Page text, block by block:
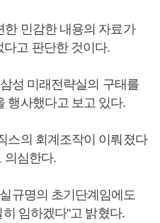
한 민감한 내용의 자료가
고 판단한 것이다.
성 미래전략실의 구태를
행사했다고 보고 있다.
스의 회계조작이 이뤄졌다
의심한다.
규명의 초기단계임에도
임하겠다"고 밝혔다.